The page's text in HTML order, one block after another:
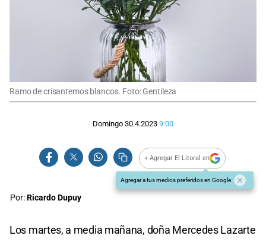
Ramo de crisantemos blancos. Foto: Gentileza
Domingo 30.4.2023 9:00
+ Agregar El Litoral en
Agregar a tus medios preferidos en Google
Por:Ricardo Dupuy
Los martes, a media mañana, doña Mercedes Lazarte